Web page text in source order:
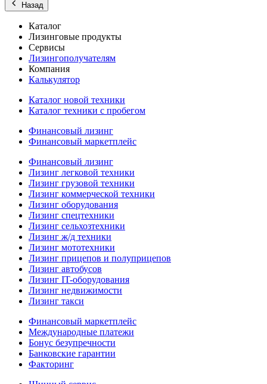
Назад
Каталог
Лизинговые продукты
Сервисы
Лизингополучателям
Компания
Калькулятор
Каталог новой техники
Каталог техники с пробегом
Финансовый лизинг
Финансовый маркетплейс
Финансовый лизинг
Лизинг легковой техники
Лизинг грузовой техники
Лизинг коммерческой техники
Лизинг оборудования
Лизинг спецтехники
Лизинг сельхозтехники
Лизинг ж/д техники
Лизинг мототехники
Лизинг прицепов и полуприцепов
Лизинг автобусов
Лизинг IT-оборудования
Лизинг недвижимости
Лизинг такси
Финансовый маркетплейс
Международные платежи
Бонус безупречности
Банковские гарантии
Факторинг